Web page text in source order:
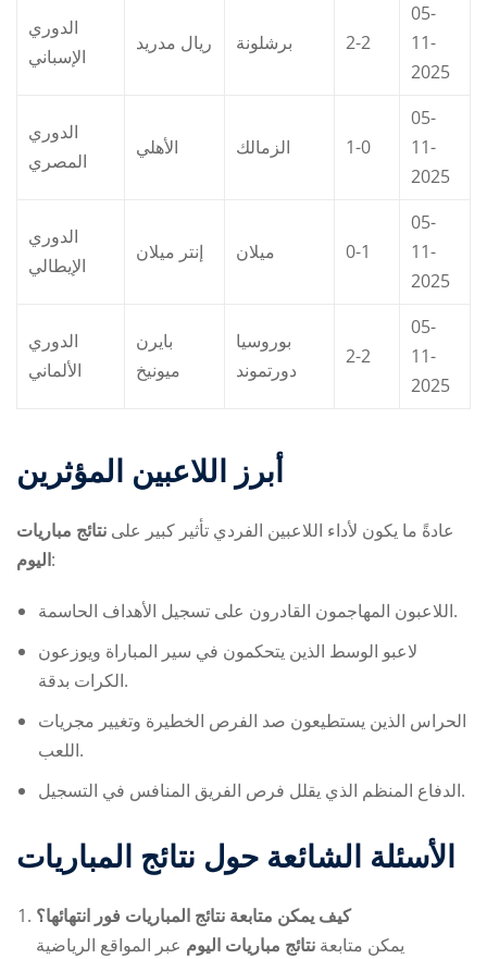
الدوري
الإسباني
ريال مدريد برشلونة 2-2
05-
11-
2025
الدوري
المصري
الأهلي الزمالك 1-0
05-
11-
2025
الدوري
الإيطالي
إنتر ميلان ميلان 0-1
05-
11-
2025
الدوري
الألماني
بايرن
ميونيخ
بوروسيا
دورتموند
2-2
05-
11-
2025
أبرز اللاعبين المؤثرين
عادةً ما يكون لأداء اللاعبين الفردي تأثير كبير على نتائج مباريات
اليوم:
اللاعبون المهاجمون القادرون على تسجيل الأهداف الحاسمة.
لاعبو الوسط الذين يتحكمون في سير المباراة ويوزعون
الكرات بدقة.
الحراس الذين يستطيعون صد الفرص الخطيرة وتغيير مجريات
اللعب.
الدفاع المنظم الذي يقلل فرص الفريق المنافس في التسجيل.
الأسئلة الشائعة حول نتائج المباريات
كيف يمكن متابعة نتائج المباريات فور انتهائها؟
يمكن متابعة نتائج مباريات اليوم عبر المواقع الرياضية